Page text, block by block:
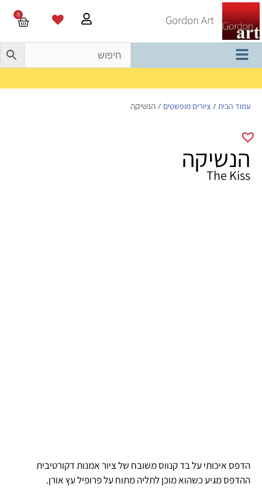
Gordon Art
0
עמוד הבית / ציורים מופשטים / הנשיקה
הנשיקה
The Kiss
הדפס איכותי על בד קנווס משובח של ציור אמנות דקורטיבית
ההדפס מגיע כשהוא מוכן לתליה מתוח על פרופיל עץ אורן.